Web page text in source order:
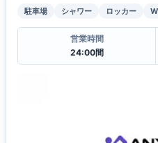
駐車場 シャワー ロッカー
営業時間
24:00間